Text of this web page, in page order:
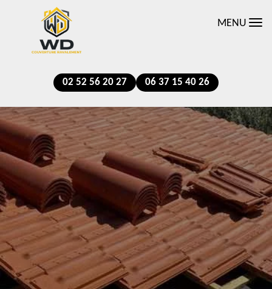
MENU
02 52 56 20 27 06 37 15 40 26